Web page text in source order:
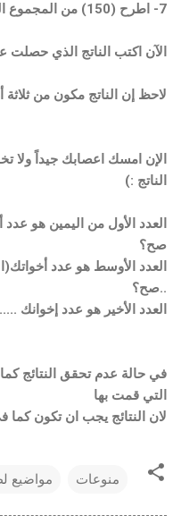
7- اطرح (150) من المجموع السابق
الآن اكتب الناتج الذي حصلت
لاحظ إن الناتج مكون من ثلاثة
الإن امسك اعصابك جيداً ولا
الناتج :)
العدد الأول من اليمين هو
صح؟
العدد الأوسط هو عدد
..صح؟
العدد الأخير هو عدد
في حالة عدم تحقق النتائج
التي قمت بها
لان النتائج يجب ان تكون
منوعات مواضيع